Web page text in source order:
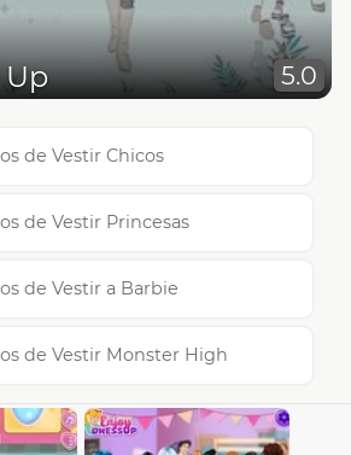
Up 5.0
de Vestir Chicos
de Vestir Princesas
de Vestir a Barbie
de Vestir Monster High